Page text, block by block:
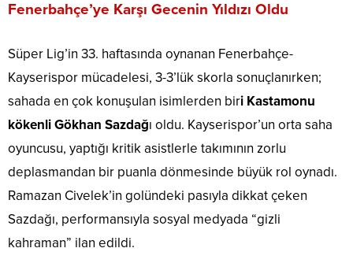
Fenerbahçe’ye Karşı Gecenin Yıldızı Oldu
Süper Lig’in 33. haftasında oynanan Fenerbahçe-
Kayserispor mücadelesi, 3-3’lük skorla sonuçlanırken;
sahada en çok konuşulan isimlerden biri Kastamonu
kökenli Gökhan Sazdağı oldu. Kayserispor’un orta saha
oyuncusu, yaptığı kritik asistlerle takımının zorlu
deplasmandan bir puanla dönmesinde büyük rol oynadı.
Ramazan Civelek’in golündeki pasıyla dikkat çeken
Sazdağı, performansıyla sosyal medyada “gizli
kahraman” ilan edildi.